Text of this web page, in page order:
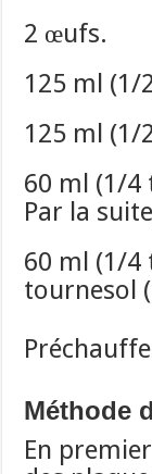
2 œufs.
125 ml (1/
125 ml (1/
60 ml (1/4
Par la
60 ml (1/4
tournesol
Méthode
En